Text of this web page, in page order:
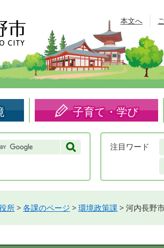
本文へ
子育て・学び
注目 ワード
所>各課のページ >環境政策課 >河内長野